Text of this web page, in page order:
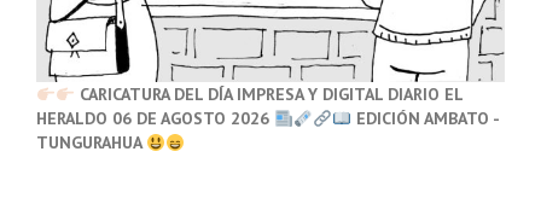
CARICATURA DEL DÍA IMPRESA Y DIGITAL DIARIO EL
HERALDO 06 DE AGOSTO 2026
EDICIÓN AMBATO -
TUNGURAHUA